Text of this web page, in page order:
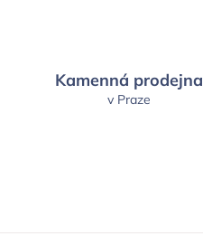
Kamenná prodejna
v Praze